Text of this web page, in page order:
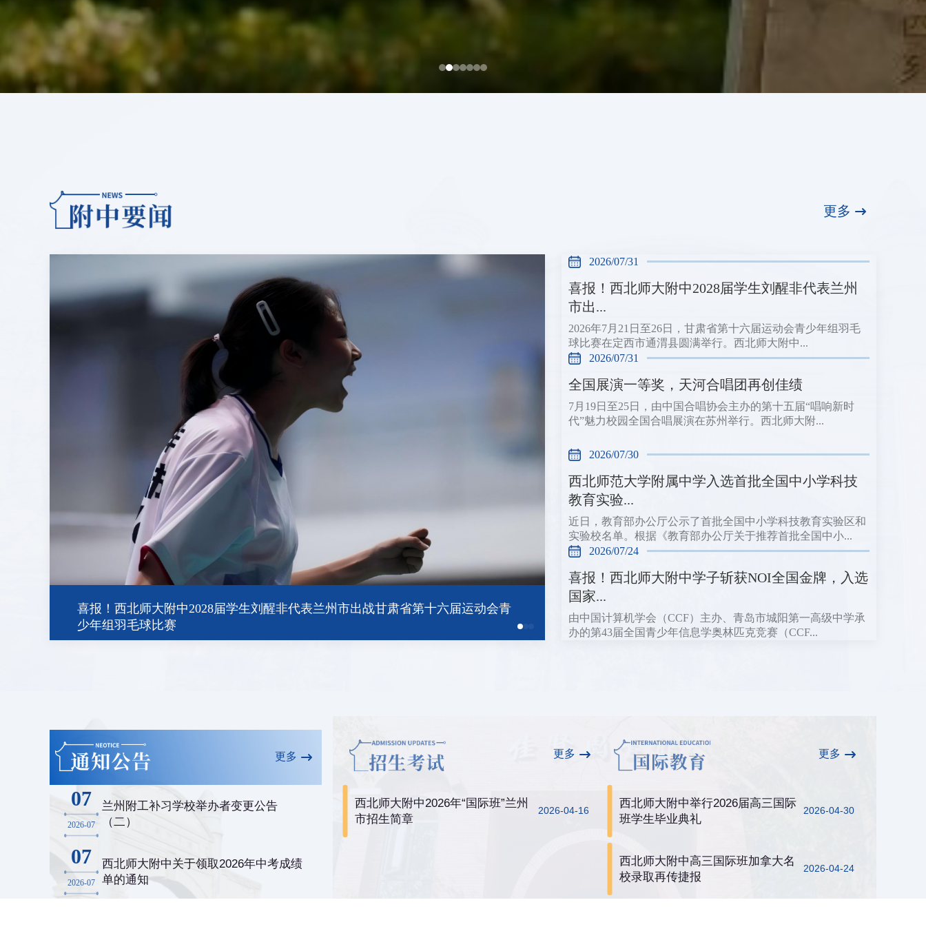
更多
全国展演一等奖，天河合唱团再创佳绩
2026/07/31
2026/07/31
喜报！西北师大附中2028届学生刘醒非代表兰州
市出...
2026年7月21日至26日，甘肃省第十六届运动会青少年组羽毛
球比赛在定西市通渭县圆满举行。西北师大附中...
2026/07/31
全国展演一等奖，天河合唱团再创佳绩
7月19日至25日，由中国合唱协会主办的第十五届“唱响新时
代”魅力校园全国合唱展演在苏州举行。西北师大附...
2026/07/30
西北师范大学附属中学入选首批全国中小学科技
教育实验...
近日，教育部办公厅公示了首批全国中小学科技教育实验区和
实验校名单。根据《教育部办公厅关于推荐首批全国中小...
2026/07/24
喜报！西北师大附中学子斩获NOI全国金牌，入选
国家...
由中国计算机学会（CCF）主办、青岛市城阳第一高级中学承
办的第43届全国青少年信息学奥林匹克竞赛（CCF...
更多
07
2026-07
兰州附工补习学校举办者变更公告
（二）
07
2026-07
西北师大附中关于领取2026年中考成绩
单的通知
更多
西北师大附中2026年“国际班”兰州
市招生简章
2026-04-16
更多
西北师大附中举行2026届高三国际
班学生毕业典礼
2026-04-30
西北师大附中高三国际班加拿大名
校录取再传捷报
2026-04-24